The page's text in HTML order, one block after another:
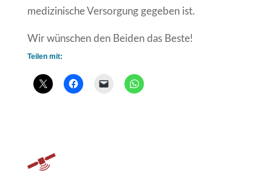
medizinische Versorgung gegeben ist.
Wir wünschen den Beiden das Beste!
Teilen mit: